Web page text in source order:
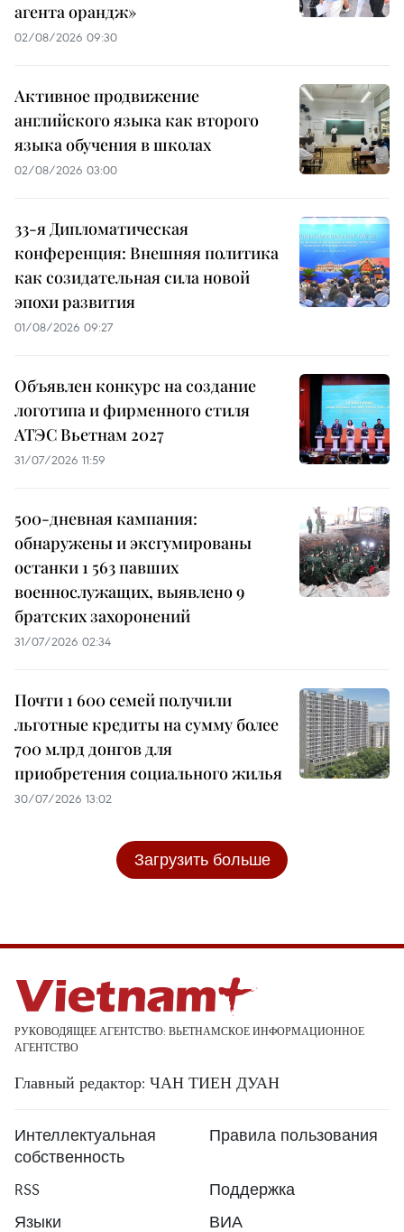
агента орандж»
02/08/2026 09:30
Активное продвижение
английского языка как второго
языка обучения в школах
02/08/2026 03:00
33-я Дипломатическая
конференция: Внешняя политика
как созидательная сила новой
эпохи развития
01/08/2026 09:27
Объявлен конкурс на создание
логотипа и фирменного стиля
АТЭС Вьетнам 2027
31/07/2026 11:59
500-дневная кампания:
обнаружены и эксгумированы
останки 1 563 павших
военнослужащих, выявлено 9
братских захоронений
31/07/2026 02:34
Почти 1 600 семей получили
льготные кредиты на сумму более
700 млрд донгов для
приобретения социального жилья
30/07/2026 13:02
Загрузить больше
РУКОВОДЯЩЕЕ АГЕНТСТВО: ВЬЕТНАМСКОЕ ИНФОРМАЦИОННОЕ
АГЕНТСТВО
Главный редактор: ЧАН ТИЕН ДУАН
Интеллектуальная
собственность
Правила пользования
RSS
Поддержка
Языки
ВИА